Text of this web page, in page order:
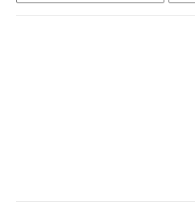
Строительство
Россия